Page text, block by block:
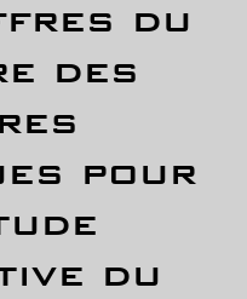
du
des
pour
du